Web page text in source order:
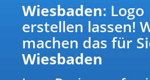
Wiesbaden: Logo
erstellen lassen!
machen das für
Wiesbaden